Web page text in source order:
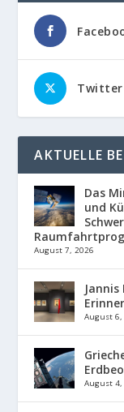
Twitter
AKTUELLE
Das
und
August 7, 2026
August 6,
August 4,